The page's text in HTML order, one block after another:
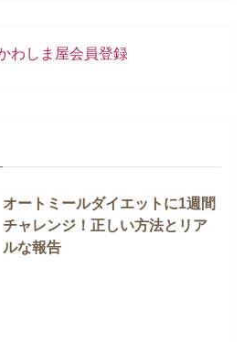
オートミールダイエットに1週間
チャレンジ！正しい方法とリア
ルな報告